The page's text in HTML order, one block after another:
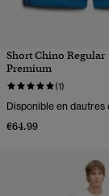
Short Chino Regular
Premium
(1)
Disponible en dautres
€64.99